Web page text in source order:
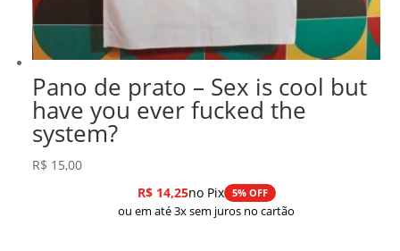
Pano de prato – Sex is cool but
have you ever fucked the
system?
R$ 15,00
R$14,25no Pix 5% OFF
ou em até 3x sem juros no cartão